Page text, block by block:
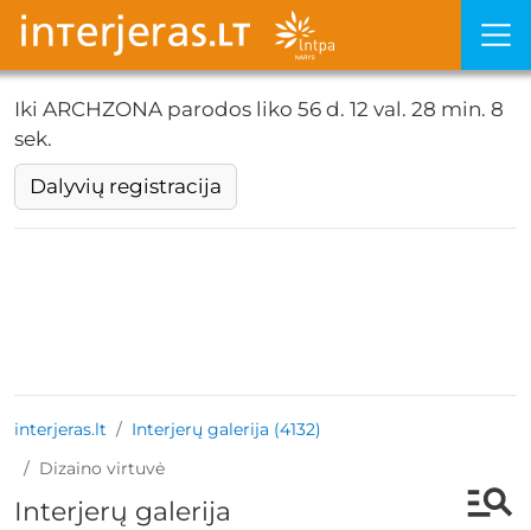
Iki ARCHZONA parodos liko 56 d. 12 val. 28 min. 5
sek.
Dalyvių registracija
interjeras.lt
Interjerų galerija (4132)
Dizaino virtuvė
Interjerų galerija